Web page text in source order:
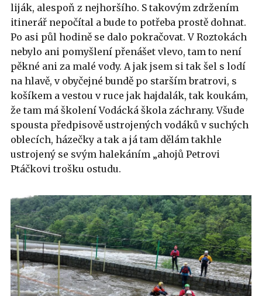
liják, alespoň z nejhoršího. S takovým zdržením
itinerář nepočítal a bude to potřeba prostě dohnat.
Po asi půl hodině se dalo pokračovat. V Roztokách
nebylo ani pomyšlení přenášet vlevo, tam to není
pěkné ani za malé vody. A jak jsem si tak šel s lodí
na hlavě, v obyčejné bundě po starším bratrovi, s
košíkem a vestou v ruce jak hajdalák, tak koukám,
že tam má školení Vodácká škola záchrany. Všude
spousta předpisově ustrojených vodáků v suchých
oblecích, házečky a tak a já tam dělám takhle
ustrojený se svým halekáním „ahojů Petrovi
Ptáčkovi trošku ostudu.